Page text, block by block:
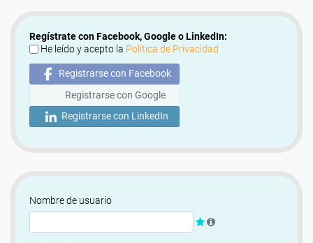
Regístrate con Facebook, Google o LinkedIn:
He leído y acepto la Política de Privacidad
Registrarse con Facebook
Registrarse con Google
Registrarse con LinkedIn
Nombre de usuario